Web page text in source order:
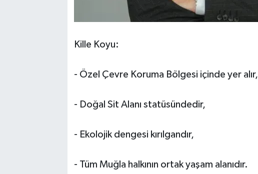
Kille Koyu:
- Özel Çevre Koruma Bölgesi içinde yer alır,
- Doğal Sit Alanı statüsündedir,
- Ekolojik dengesi kırılgandır,
- Tüm Muğla halkının ortak yaşam alanıdır.